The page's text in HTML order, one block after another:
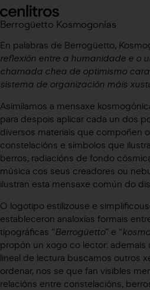
cenlitros
Berrogüetto Kosmogonías
En palabras de Berrogüetto,
reflexión entre a humanidade e o
chamada chea de optimismo
sistema de organización máis
Asimilamos a mensaxe
para despois aplicar cada un dos
diversos materiais que compoñen
constelacións e símbolos que
berros, radiacións de fondo
música cos seus creadores ou
ilustran esta mensaxe común do
O logotipo estilizouse e
estableceron analoxías formais
tipográficas “Berrogüetto” e “
propón un xogo co lector: ademais
lineal de lectura buscamos outros
ordenar, nos se que fan visibles
relacións entre constelacións,